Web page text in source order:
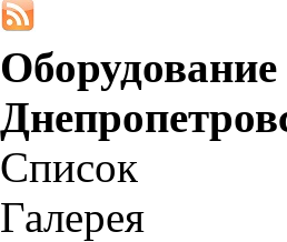
Список
Галерея